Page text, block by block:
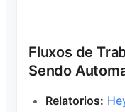
Fluxos de
Sendo
Relatorios: